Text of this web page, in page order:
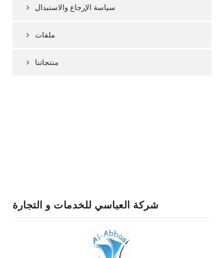
سياسة الإرجاع والاستبدال
ملفات
منتجاتنا
شركة العباسي للخدمات و التجارة